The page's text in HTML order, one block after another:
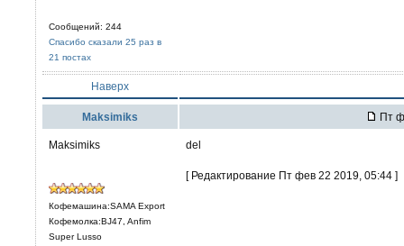
Сообщений: 244
Спасибо сказали 25 раз в
21 постах
Наверх
Maksimiks Пт
Maksimiks
Кофемашина:SAMA Export
Кофемолка:BJ47, Anfim
Super Lusso
del
[ Редактирование Пт фев 22 2019, 05:44 ]